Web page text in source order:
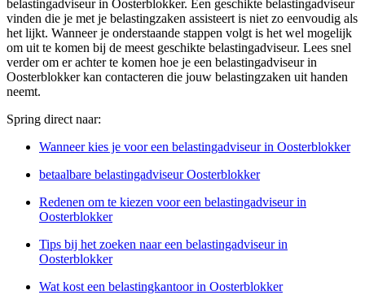
belastingadviseur in Oosterblokker. Een geschikte belastingadviseur
vinden die je met je belastingzaken assisteert is niet zo eenvoudig als
het lijkt. Wanneer je onderstaande stappen volgt is het wel mogelijk
om uit te komen bij de meest geschikte belastingadviseur. Lees snel
verder om er achter te komen hoe je een belastingadviseur in
Oosterblokker kan contacteren die jouw belastingzaken uit handen
neemt.
Spring direct naar:
Wanneer kies je voor een belastingadviseur in Oosterblokker
betaalbare belastingadviseur Oosterblokker
Redenen om te kiezen voor een belastingadviseur in
Oosterblokker
Tips bij het zoeken naar een belastingadviseur in
Oosterblokker
Wat kost een belastingkantoor in Oosterblokker